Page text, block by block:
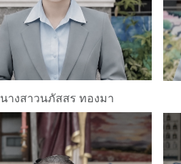
นางสาวนภัสสร ทองมา